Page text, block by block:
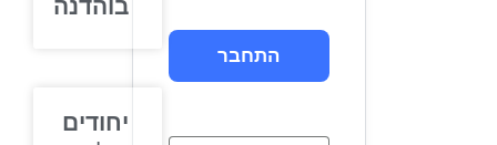
בוהדנה
יחודים